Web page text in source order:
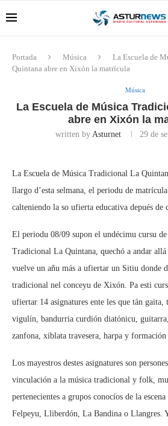
Portada Música
La Escuela de
Quintana abre en Xixón la matrícula
Música
La Escuela de Música
abre en Xixón la
written by Asturnet 29 de
La Escuela de Música Tradicional La
llargo d’esta selmana, el periodu de
calteniendo la so ufierta educativa depués
El periodu 08/09 supon el undécimu cursu
Tradicional La Quintana, quechó a andar
vuelve un añu más a ufiertar un Sitiu donde
tradicional nel conceyu de Xixón. Pa esti
ufiertar 14 asignatures ente les que tán
vigulín, bandurria curdión diatónicu,
zanfona, xiblata travesera, harpa y
Los mayestros destes asignatures son
vinculación a la música tradicional y folk,
pertenecientes a grupos conocíos de la
Felpeyu, Lliberdón, La Bandina o Llangres.